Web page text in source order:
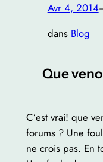
Avr 4, 2014
dans Blog
Que
C’est vrai! que
forums ? Une
ne crois pas. En